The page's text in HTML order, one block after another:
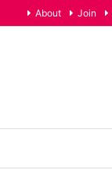
About Join